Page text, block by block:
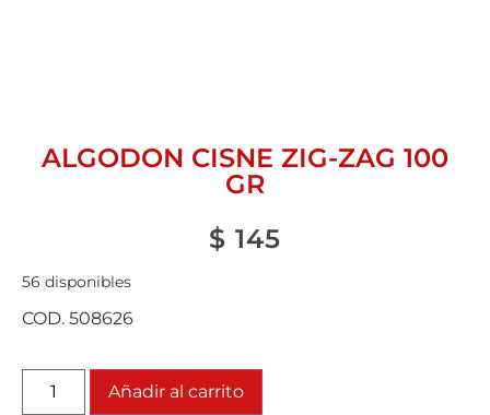
ALGODON CISNE ZIG-ZAG 100
GR
$ 145
56 disponibles
COD. 508626
Añadir al carrito